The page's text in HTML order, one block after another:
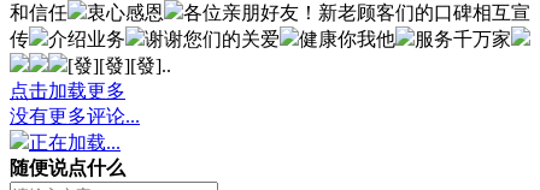
和信任
衷心感恩
各位亲朋好友！新老顾客们的口碑相互宣
传
介绍业务 谢谢您们的关爱 健康你我他
服务千万家
[發][發][發]..
点击加载更多
没有更多评论...
正在加载...
随便说点什么